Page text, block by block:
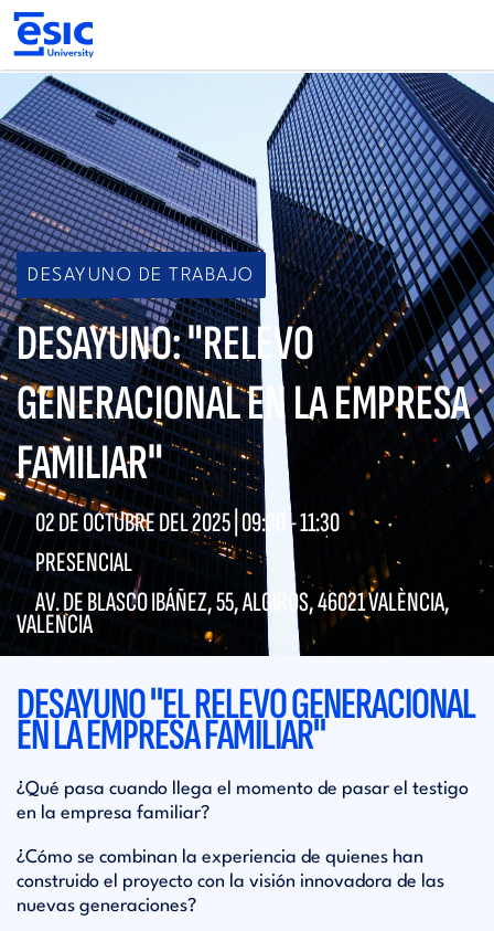
Pasar
contenido
principal
navigation
DESAYUNO DE TRABAJO
DESAYUNO: "RELEVO
GENERACIONAL EN LA EMPRESA
FAMILIAR"
02 DE OCTUBRE DEL 2025 |09:30 -11:30
PRESENCIAL
AV. DE BLASCO IBÁÑEZ, 55, ALGIRÓS, 46021 VALÈNCIA,
VALENCIA
DESAYUNO "EL RELEVO GENERACIONAL
EN LA EMPRESA FAMILIAR"
¿Qué pasa cuando llega el momento de pasar el testigo
en la empresa familiar?
¿Cómo se combinan la experiencia de quienes han
construido el proyecto con la visión innovadora de las
nuevas generaciones?